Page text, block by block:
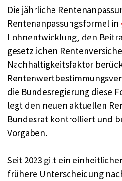
Die jährliche
Rentenanpassungsformel in
Lohnentwicklung, den
gesetzlichen
Nachhaltigkeitsfaktor
die Bundesregierung diese
legt den neuen aktuellen
Bundesrat kontrolliert und
Vorgaben.
Seit 2023 gilt ein
frühere Unterscheidung